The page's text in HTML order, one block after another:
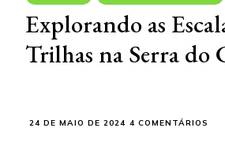
Explorando as
Trilhas na Serra do
24 DE MAIO DE 2024 4 COMENTÁRIOS